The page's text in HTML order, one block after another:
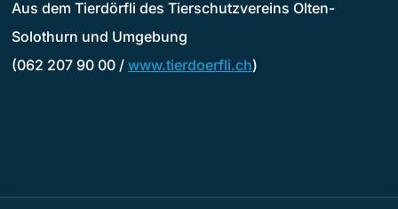
Aus dem Tierdörfli des Tierschutzvereins Olten-
Solothurn und Umgebung
(062 207 90 00 / www.tierdoerfli.ch)